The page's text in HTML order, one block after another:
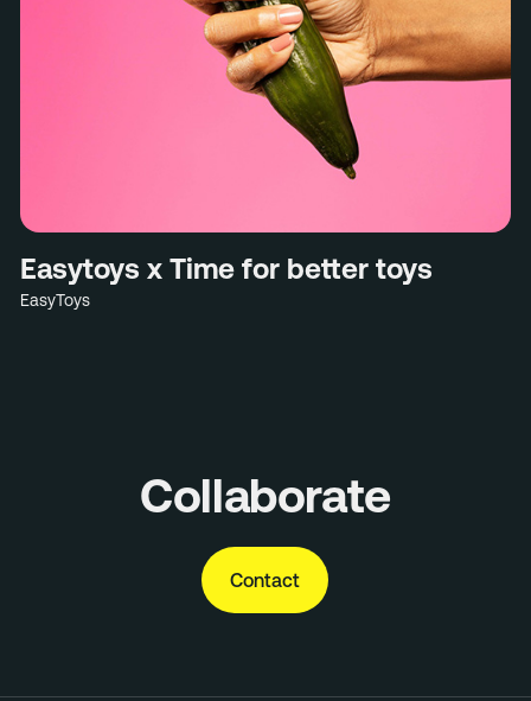
Easytoys x Time for better toys
EasyToys
Collaborate
Contact